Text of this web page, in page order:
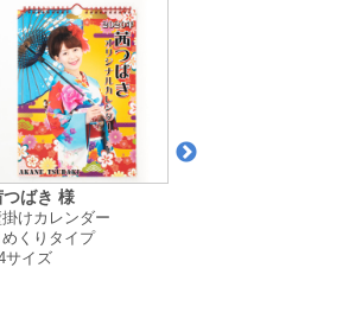
つばき 様
けカレンダー
めくりタイプ
サイズ